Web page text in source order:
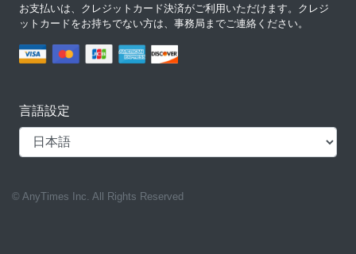
お支払いは、クレジットカード決済がご利用いただけます。クレジ
ットカードをお持ちでない方は、事務局までご連絡ください。
言語設定
© AnyTimes Inc. All Rights Reserved